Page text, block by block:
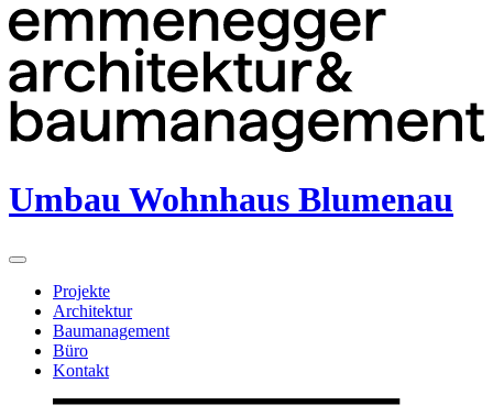
Umbau Wohnhaus Blumenau
Projekte
Architektur
Baumanagement
Büro
Kontakt